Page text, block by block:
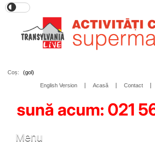
Coș: (gol)
Contact
Acasă
English Version
Menu